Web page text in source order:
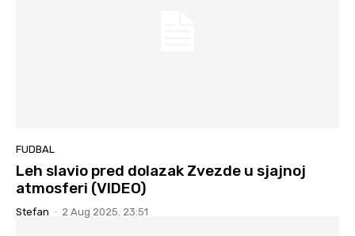
FUDBAL
Leh slavio pred dolazak Zvezde u sjajnoj
atmosferi (VIDEO)
Stefan - 2 Aug 2025. 23:51